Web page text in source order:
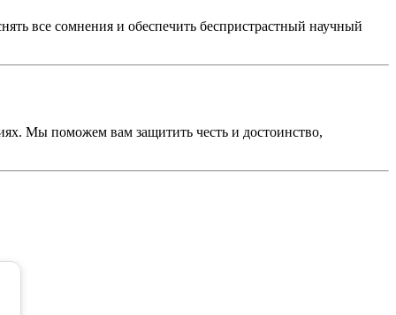
все сомнения и обеспечить беспристрастный научный
Мы поможем вам защитить честь и достоинство,